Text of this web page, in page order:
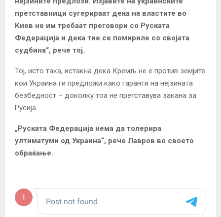
претставници сугерираат дека на властите во
Киев не им требаат преговори со Руската
Федерација и дека тие се помириле со својата
судбина“, рече тој.
Тој, исто така, истакна дека Кремљ не е против земјите
кои Украина ги предложи како гаранти на нејзината
безбедност – доколку тоа не претставува закана за
Русија.
„Руската Федерација нема да толерира
ултиматуми од Украина“, рече Лавров во своето
обраќање.